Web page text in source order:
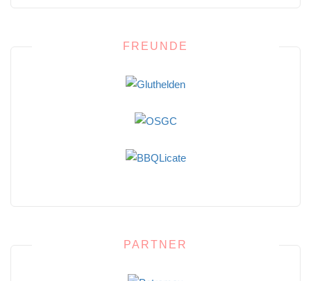
FREUNDE
PARTNER